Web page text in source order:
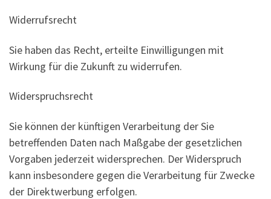
Widerrufsrecht
Sie haben das Recht, erteilte Einwilligungen mit
Wirkung für die Zukunft zu widerrufen.
Widerspruchsrecht
Sie können der künftigen Verarbeitung der Sie
betreffenden Daten nach Maßgabe der gesetzlichen
Vorgaben jederzeit widersprechen. Der Widerspruch
kann insbesondere gegen die Verarbeitung für Zwecke
der Direktwerbung erfolgen.